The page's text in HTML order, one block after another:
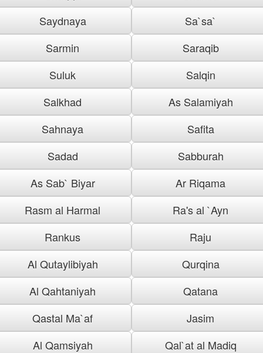
Saydnaya
Sa`sa`
Sarmin
Saraqib
Suluk
Salqin
Salkhad
As Salamiyah
Sahnaya
Safita
Sadad
Sabburah
As Sab` Biyar
Ar Riqama
Rasm al Harmal
Ra's al `Ayn
Rankus
Raju
Al Qutaylibiyah
Qurqina
Al Qahtaniyah
Qatana
Qastal Ma`af
Jasim
Al Qamsiyah
Qal`at al Madiq